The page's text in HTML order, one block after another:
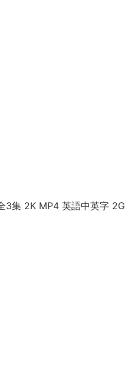
3集 2K MP4 英語中英字 2G